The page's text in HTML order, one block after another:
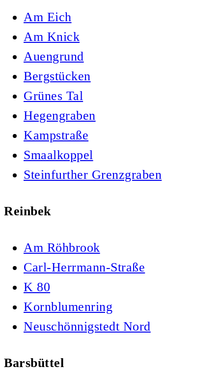
Am Eich
Am Knick
Auengrund
Bergstücken
Grünes Tal
Hegengraben
Kampstraße
Smaalkoppel
Steinfurther Grenzgraben
Reinbek
Am Röhbrook
Carl-Herrmann-Straße
K 80
Kornblumenring
Neuschönnigstedt Nord
Barsbüttel